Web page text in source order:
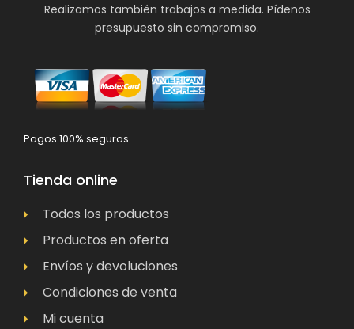
Realizamos también trabajos a medida. Pídenos
presupuesto sin compromiso.
Pagos 100% seguros
Tienda online
Todos los productos
Productos en oferta
Envíos y devoluciones
Condiciones de venta
Mi cuenta